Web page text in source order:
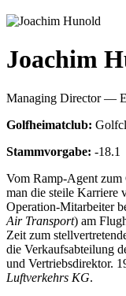
Joachim
Managing Director —
Golfheimatclub:
Stammvorgabe: -18.1
Vom Ramp-Agent
man die steile Karriere
Operation-Mitarbeiter
Air Transport) am
Zeit zum
die Verkaufsabteilung
und Vertriebsdirektor.
Luftverkehrs KG.